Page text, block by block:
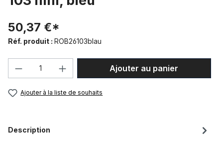
50,37 €*
Réf. produit : ROB26103blau
Quantité de produit : Entrez la
Ajouter au panier
Ajouter à la liste de souhaits
Description